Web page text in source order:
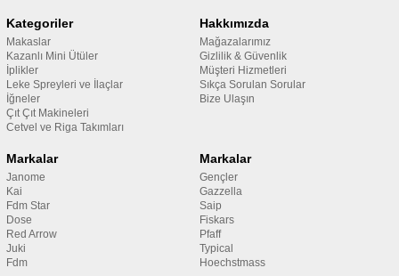
Kategoriler
Makaslar
Kazanlı Mini Ütüler
İplikler
Leke Spreyleri ve İlaçlar
İğneler
Çıt Çıt Makineleri
Cetvel ve Riga Takımları
Hakkımızda
Mağazalarımız
Gizlilik & Güvenlik
Müşteri Hizmetleri
Sıkça Sorulan Sorular
Bize Ulaşın
Markalar
Janome
Kai
Fdm Star
Dose
Red Arrow
Juki
Fdm
Markalar
Gençler
Gazzella
Saip
Fiskars
Pfaff
Typical
Hoechstmass